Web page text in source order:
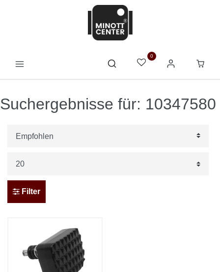
0
Suchergebnisse für: 10347580
Filter